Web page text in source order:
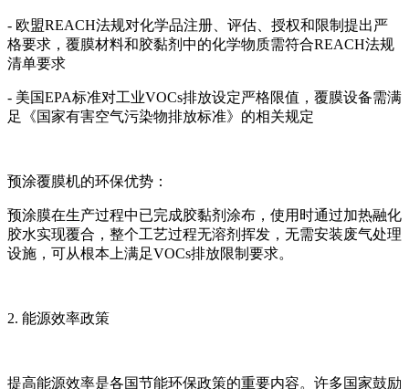
- 欧盟REACH法规对化学品注册、评估、授权和限制提出严
格要求，覆膜材料和胶黏剂中的化学物质需符合REACH法规
清单要求
- 美国EPA标准对工业VOCs排放设定严格限值，覆膜设备需满
足《国家有害空气污染物排放标准》的相关规定
预涂覆膜机的环保优势：
预涂膜在生产过程中已完成胶黏剂涂布，使用时通过加热融化
胶水实现覆合，整个工艺过程无溶剂挥发，无需安装废气处理
设施，可从根本上满足VOCs排放限制要求。
2. 能源效率政策
提高能源效率是各国节能环保政策的重要内容。许多国家鼓励